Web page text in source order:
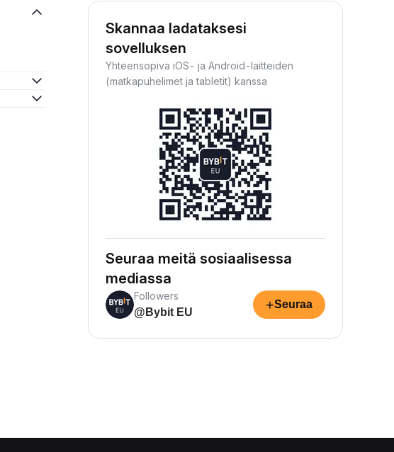
Skannaa ladataksesi
sovelluksen
Yhteensopiva iOS- ja Android-laitteiden
(matkapuhelimet ja tabletit) kanssa
Seuraa meitä sosiaalisessa
mediassa
Followers
@Bybit EU
+Seuraa